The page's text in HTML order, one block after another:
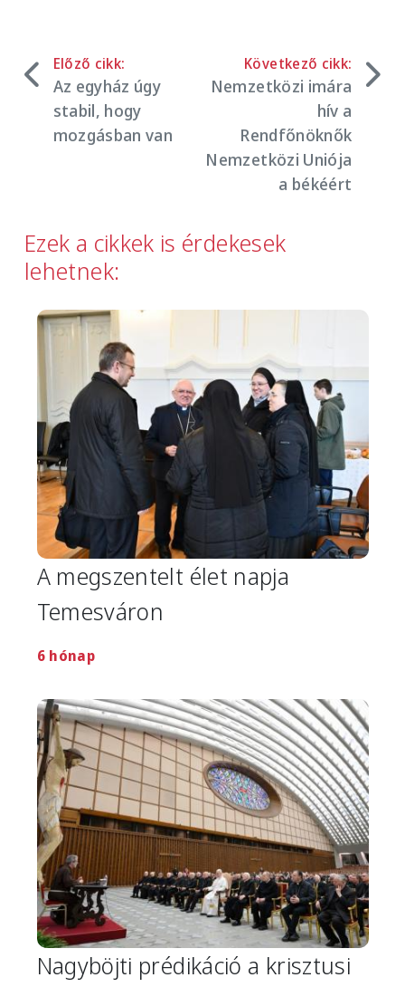
Előző cikk:
Az egyház úgy
stabil, hogy
mozgásban van
Következő cikk:
Nemzetközi imára
hív a
Rendfőnöknők
Nemzetközi Uniója
a békéért
Ezek a cikkek is érdekesek
lehetnek:
Image
A megszentelt élet napja
Temesváron
6 hónap
Image
Nagyböjti prédikáció a krisztusi